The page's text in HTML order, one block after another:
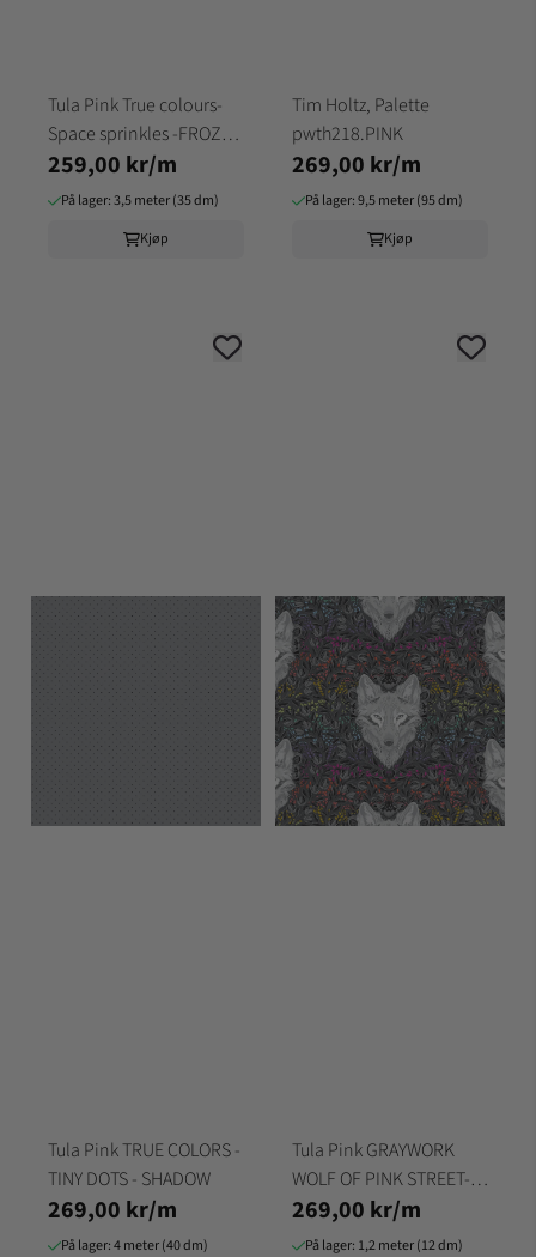
Tula Pink True colours-
Space sprinkles -FROZEN
BERRY
259,00 kr/m
På lager: 3,5 meter (35 dm)
Kjøp
Tim Holtz, Palette
pwth218.PINK
269,00 kr/m
På lager: 9,5 meter (95 dm)
Kjøp
Tula Pink TRUE COLORS -
TINY DOTS - SHADOW
269,00 kr/m
På lager: 4 meter (40 dm)
Tula Pink GRAYWORK
WOLF OF PINK STREET-
CARBON
269,00 kr/m
På lager: 1,2 meter (12 dm)